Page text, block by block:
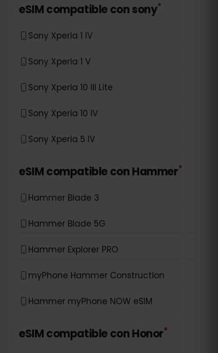
eSIM compatible consony*
Sony Xperia 1 IV
Sony Xperia 1 V
Sony Xperia 10 III Lite
Sony Xperia 10 IV
Sony Xperia 5 IV
eSIM compatible conHammer*
Hammer Blade 3
Hammer Blade 5G
Hammer Explorer PRO
myPhone Hammer Construction
Hammer myPhone NOW eSIM
eSIM compatible conHonor*